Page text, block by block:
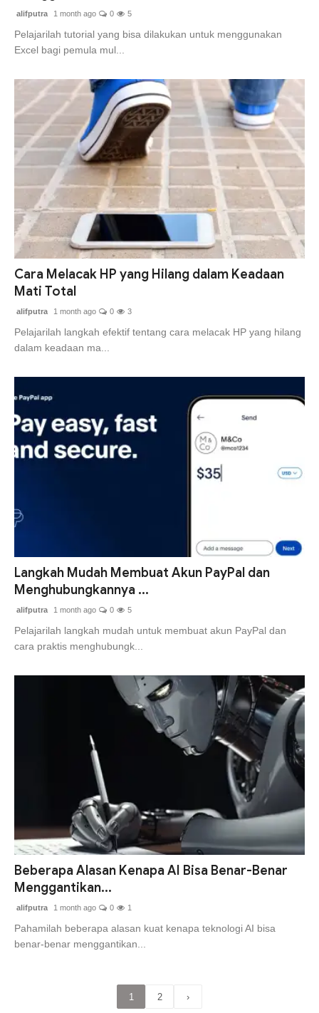
alifputra 1 month ago 0 5
Pelajarilah tutorial yang bisa dilakukan untuk menggunakan
Excel bagi pemula mul...
Cara Melacak HP yang Hilang dalam Keadaan
Mati Total
alifputra 1 month ago 0 3
Pelajarilah langkah efektif tentang cara melacak HP yang hilang
dalam keadaan ma...
Langkah Mudah Membuat Akun PayPal dan
Menghubungkannya ...
alifputra 1 month ago 0 5
Pelajarilah langkah mudah untuk membuat akun PayPal dan
cara praktis menghubungk...
Beberapa Alasan Kenapa AI Bisa Benar-Benar
Menggantikan...
alifputra 1 month ago 0 1
Pahamilah beberapa alasan kuat kenapa teknologi AI bisa
benar-benar menggantikan...
1 2 ›